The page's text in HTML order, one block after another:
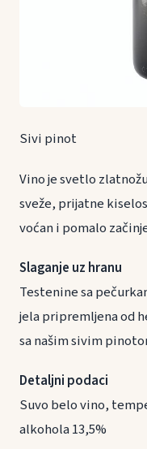
Sivi pinot
Vino je svetlo
sveže, prijatne
voćan i pomalo
Slaganje uz
Testenine sa
jela pripremljena od
sa našim sivim
Detaljni podaci
Suvo belo vino,
alkohola 13,5%